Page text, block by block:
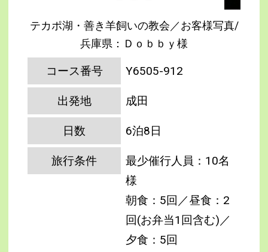
テカポ湖・善き羊飼いの教会／お客様写真/
兵庫県：Ｄｏｂｂｙ様
コース番号 Y6505-912
出発地 成田
日数 6泊8日
旅行条件
最少催行人員：10名
様
朝食：5回／昼食：2
回(お弁当1回含む)／
夕食：5回